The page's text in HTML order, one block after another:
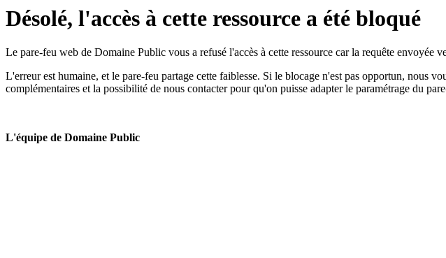
Désolé, l'accès à cette ressource a été bloqué
Le pare-feu web de Domaine Public vous a refusé l'accès à cette ressource car la requête envoyée
L'erreur est humaine, et le pare-feu partage cette faiblesse. Si le blocage n'est pas opportun, nous
complémentaires et la possibilité de nous contacter pour qu'on puisse adapter le paramétrage du
L'équipe de Domaine Public